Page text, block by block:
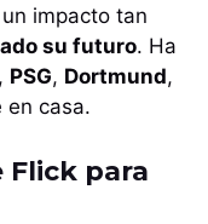
impacto tan
su futuro. Ha
, PSG, Dortmund,
en casa.
Flick para